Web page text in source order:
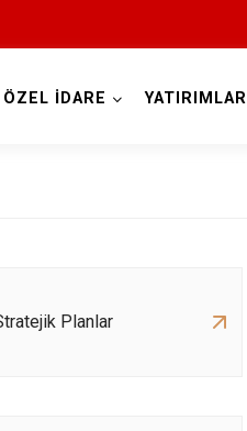
İDARE YATIRIMLAR
Planlar